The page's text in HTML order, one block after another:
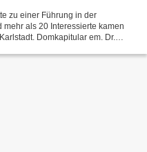
zu einer Führung in der
mehr als 20 Interessierte kamen
Domkapitular em. Dr.